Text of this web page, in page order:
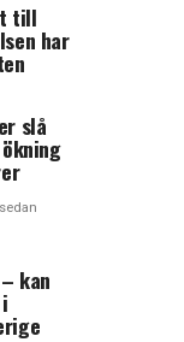
till
har
slå
kan